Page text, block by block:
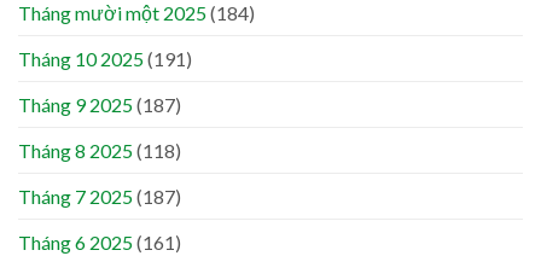
Tháng mười một 2025(184)
Tháng 10 2025(191)
Tháng 9 2025(187)
Tháng 8 2025(118)
Tháng 7 2025(187)
Tháng 6 2025(161)